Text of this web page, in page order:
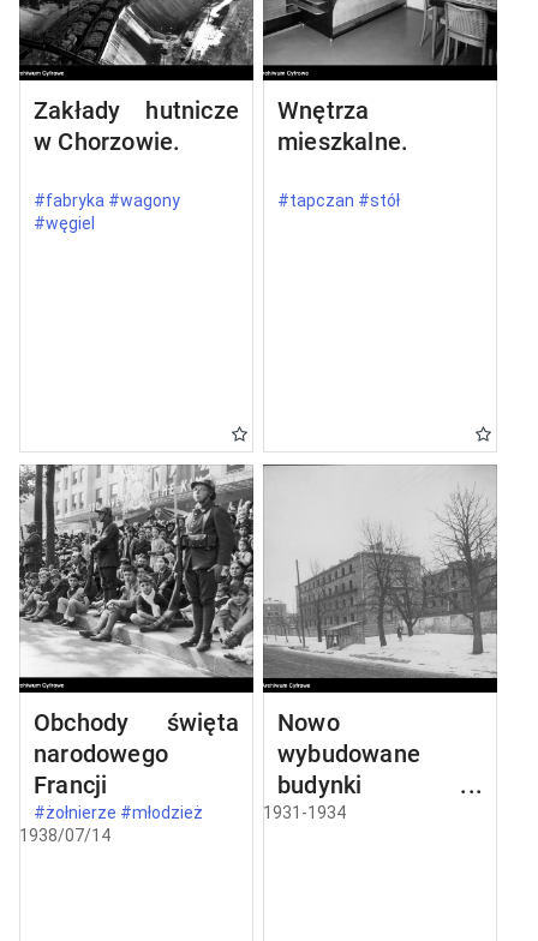
Zakłady hutnicze
w Chorzowie.
#fabryka #wagony
#węgiel
Wnętrza
mieszkalne.
#tapczan #stół
Obchody święta
narodowego
Francji
#żołnierze #młodzież
1938/07/14
Nowo
wybudowane
budynki w
Częstochowie
1931-1934